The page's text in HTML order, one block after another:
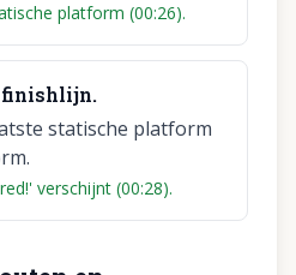
platform (00:26).
finishlijn.
statische platform
verschijnt (00:28).